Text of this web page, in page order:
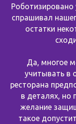
Роботизировано
спрашивал
остатки
Да, многое
учитывать в
ресторана
в деталях, но
желание
такое